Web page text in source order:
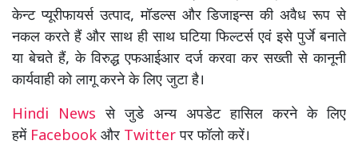
केन्ट प्यूरीफायर्स उत्पाद, मॉडल्स और डिजाइन्स की अवैध रूप से
नकल करते हैं और साथ ही साथ घटिया फिल्टर्स एवं इसे पुर्जे बनाते
या बेचते हैं, के विरुद्ध एफआईआर दर्ज करवा कर सख्ती से कानूनी
कार्यवाही को लागू करने के लिए जुटा है।
Hindi Newsसे जुडे अन्य अपडेट हासिल करने के लिए
हमें Facebook और Twitterपर फॉलो करें।